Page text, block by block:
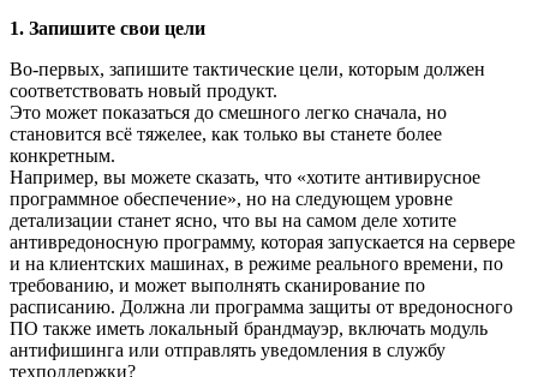
1. Запишите свои цели
Во-первых, запишите тактические цели, которым должен
соответствовать новый продукт.
Это может показаться до смешного легко сначала, но
становится всё тяжелее, как только вы станете более
конкретным.
Например, вы можете сказать, что «хотите антивирусное
программное обеспечение», но на следующем уровне
детализации станет ясно, что вы на самом деле хотите
антивредоносную программу, которая запускается на сервере
и на клиентских машинах, в режиме реального времени, по
требованию, и может выполнять сканирование по
расписанию. Должна ли программа защиты от вредоносного
ПО также иметь локальный брандмауэр, включать модуль
антифишинга или отправлять уведомления в службу
техподдержки?